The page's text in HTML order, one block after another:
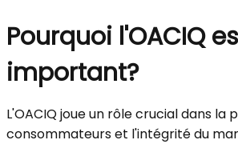
Pourquoi l'OACIQ
important?
L'OACIQ joue un rôle crucial dans la
consommateurs et l'intégrité du